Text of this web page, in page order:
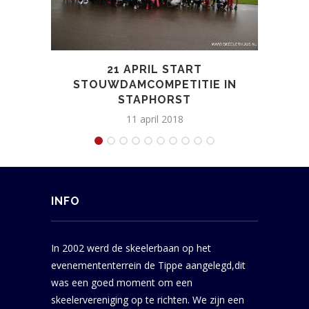
21 APRIL START
STOUWDAMCOMPETITIE IN
STAPHORST
11 april 2018
INFO
In 2002 werd de skeelerbaan op het
evenemententerrein de Tippe aangelegd,dit
was een goed moment om een
skeelervereniging op te richten. We zijn een